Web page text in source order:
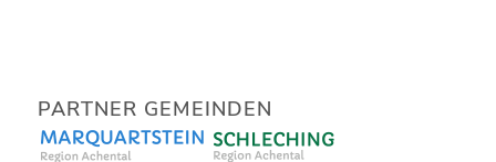
PARTNER GEMEINDEN